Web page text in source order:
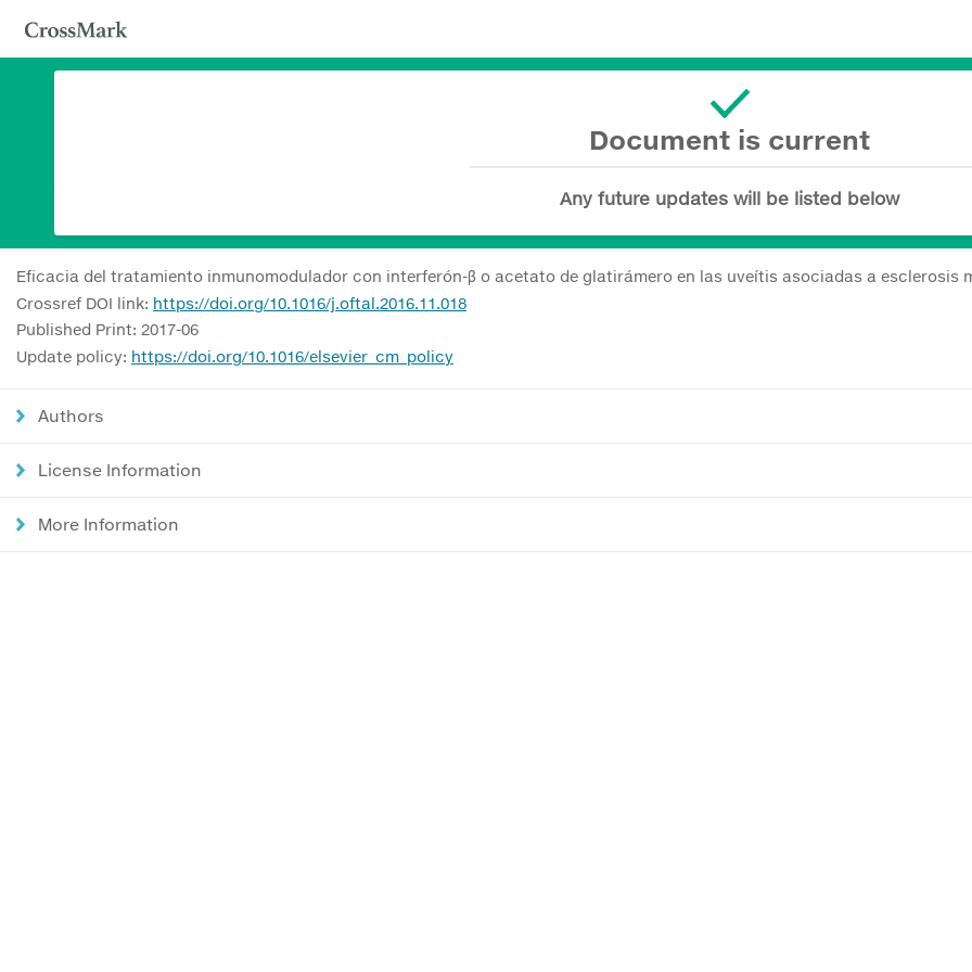
Document is current
Any future updates will be listed below
Eficacia del tratamiento inmunomodulador con interferón-β o acetato de glatirámero en las uveítis asociadas a esclerosis
Crossref DOI link: https://doi.org/10.1016/j.oftal.2016.11.018
Published Print: 2017-06
Update policy: https://doi.org/10.1016/elsevier_cm_policy
Authors
License Information
More Information